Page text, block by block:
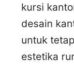
kursi
desain
untuk
estetika